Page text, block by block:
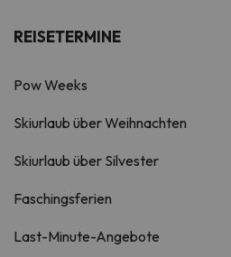
REISETERMINE
Pow Weeks
Skiurlaub über Weihnachten
Skiurlaub über Silvester
Faschingsferien
Last-Minute-Angebote